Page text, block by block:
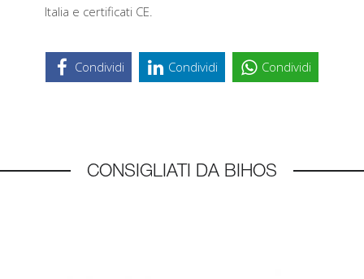
Italia e certificati CE.
Condividi Condividi Condividi
CONSIGLIATI DA BIHOS